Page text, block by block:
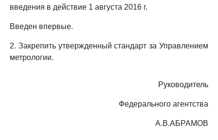
введения в действие 1 августа 2016 г.
Введен впервые.
2. Закрепить утвержденный стандарт за Управлением
метрологии.
Руководитель
Федерального агентства
А.В.АБРАМОВ